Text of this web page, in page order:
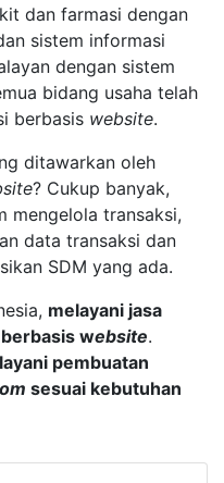
dan farmasi dengan
sistem informasi
dengan sistem
bidang usaha telah
berbasis website.
ditawarkan oleh
? Cukup banyak,
mengelola transaksi,
data transaksi dan
SDM yang ada.
melayani jasa
website.
pembuatan
sesuai kebutuhan